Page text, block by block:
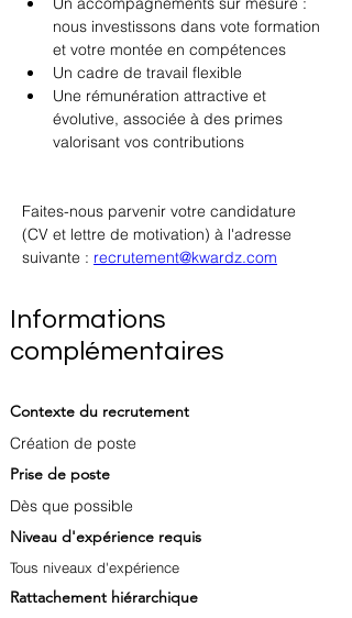
nous investissons dans vote formation
et votre montée en compétences
Un cadre de travail flexible
Une rémunération attractive et
évolutive, associée à des primes
valorisant vos contributions
Faites-nous parvenir votre candidature
(CV et lettre de motivation) à l'adresse
suivante : recrutement@kwardz.com
Informations
complémentaires
Contexte du recrutement
Création de poste
Prise de poste
Dès que possible
Niveau d'expérience requis
Tous niveaux d'expérience
Rattachement hiérarchique